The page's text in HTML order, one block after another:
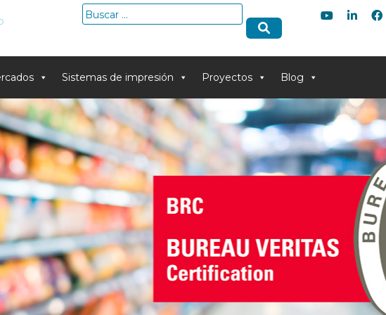
Buscar:
Sistemas de impresión Proyectos Blog